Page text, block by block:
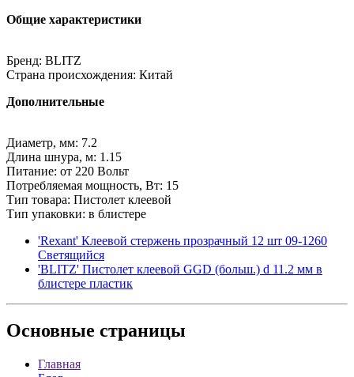
Общие характеристики
Бренд: BLITZ
Страна происхождения: Китай
Дополнительные
Диаметр, мм: 7.2
Длина шнура, м: 1.15
Питание: от 220 Вольт
Потребляемая мощность, Вт: 15
Тип товара: Пистолет клеевой
Тип упаковки: в блистере
'Rexant' Клеевой стержень прозрачный 12 шт 09-1260
Светящийся
'BLITZ' Пистолет клеевой GGD (больш.) d 11.2 мм в
блистере пластик
Основные страницы
Главная